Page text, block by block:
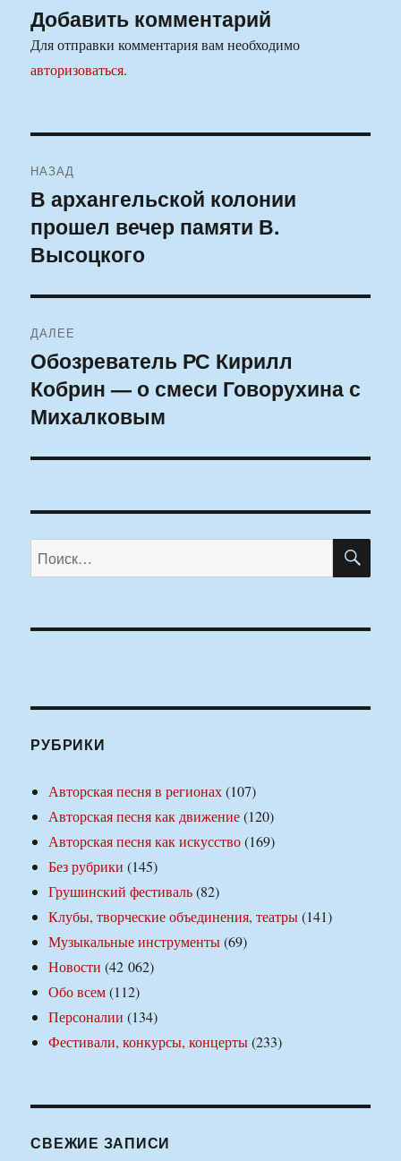
Добавить комментарий
Для отправки комментария вам необходимо
авторизоваться.
по
записям
НАЗАД
Предыдущая
запись:
В архангельской колонии
прошел вечер памяти В.
Высоцкого
ДАЛЕЕ
Следующая
запись:
Обозреватель РС Кирилл
Кобрин — о смеси Говорухина с
Михалковым
Искать:
РУБРИКИ
Авторская песня в регионах(107)
Авторская песня как движение(120)
Авторская песня как искусство(169)
Без рубрики (145)
Грушинский фестиваль(82)
Клубы, творческие объединения, театры(141)
Музыкальные инструменты(69)
Новости (42 062)
Обо всем(112)
Персоналии (134)
Фестивали, конкурсы, концерты(233)
СВЕЖИЕ ЗАПИСИ